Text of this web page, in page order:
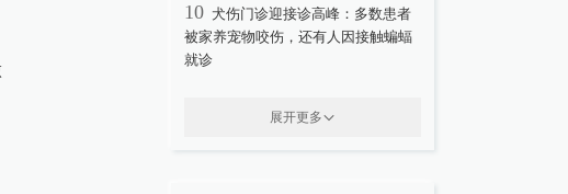
10 犬伤门诊迎接诊高峰：多数患者
被家养宠物咬伤，还有人因接触蝙蝠
就诊
展开更多